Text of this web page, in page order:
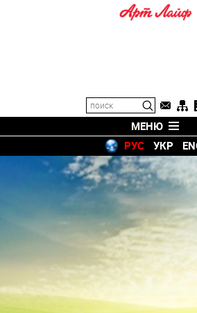
МЕНЮ
РУС
УКР